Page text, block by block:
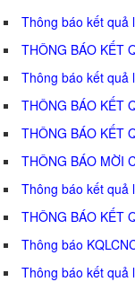
Thông báo kết quả
THÔNG BÁO KẾT
Thông báo kết quả
THÔNG BÁO KẾT
THÔNG BÁO KẾT
THÔNG BÁO MỜI
Thông báo kết quả
THÔNG BÁO KẾT
Thông báo
Thông báo kết quả